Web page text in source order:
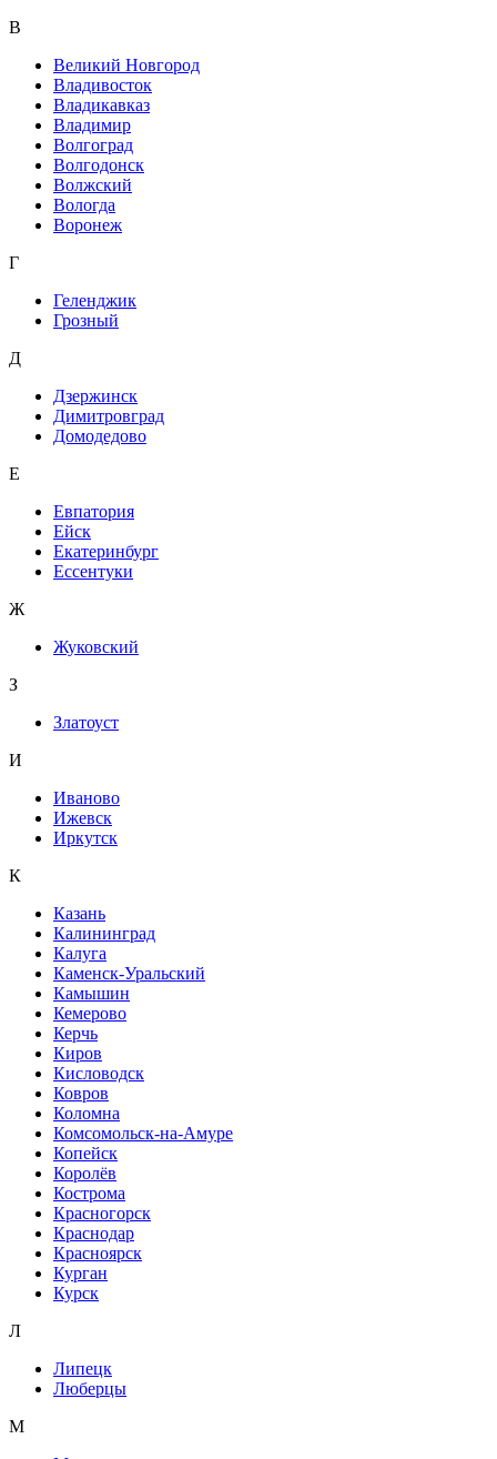
В
Великий Новгород
Владивосток
Владикавказ
Владимир
Волгоград
Волгодонск
Волжский
Вологда
Воронеж
Г
Геленджик
Грозный
Д
Дзержинск
Димитровград
Домодедово
Е
Евпатория
Ейск
Екатеринбург
Ессентуки
Ж
Жуковский
З
Златоуст
И
Иваново
Ижевск
Иркутск
К
Казань
Калининград
Калуга
Каменск-Уральский
Камышин
Кемерово
Керчь
Киров
Кисловодск
Ковров
Коломна
Комсомольск-на-Амуре
Копейск
Королёв
Кострома
Красногорск
Краснодар
Красноярск
Курган
Курск
Л
Липецк
Люберцы
М